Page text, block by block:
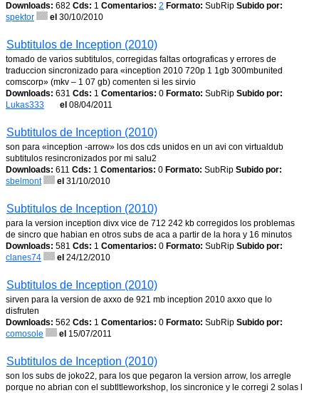
Downloads: 682 Cds: 1 Comentarios: 2 Formato: SubRip Subido por:
spektor
el 30/10/2010
Subtitulos de Inception (2010)
tomado de varios subtitulos, corregidas faltas ortograficas y errores de
traduccion sincronizado para «inception 2010 720p 1 1gb 300mbunited
comscorp» (mkv – 1 07 gb) comenten si les sirvio
Downloads: 631 Cds: 1 Comentarios: 0 Formato: SubRip Subido por:
Lukas333
el 08/04/2011
Subtitulos de Inception (2010)
son para «inception -arrow» los dos cds unidos en un avi con virtualdub
subtitulos resincronizados por mi salu2
Downloads: 611 Cds: 1 Comentarios: 0 Formato: SubRip Subido por:
sbelmont
el 31/10/2010
Subtitulos de Inception (2010)
para la version inception divx vice de 712 242 kb corregidos los problemas
de sincro que habian en otros subs de aca a partir de la hora y 16 minutos
Downloads: 581 Cds: 1 Comentarios: 0 Formato: SubRip Subido por:
clanes74
el 24/12/2010
Subtitulos de Inception (2010)
sirven para la version de axxo de 921 mb inception 2010 axxo que lo
disfruten
Downloads: 562 Cds: 1 Comentarios: 0 Formato: SubRip Subido por:
comosole
el 15/07/2011
Subtitulos de Inception (2010)
son los subs de joko22, para los que pegaron la version arrow, los arregle
porque no abrian con el subtltleworkshop, los sincronice y le corregi 2 solas l